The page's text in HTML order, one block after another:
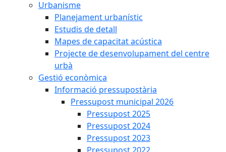
Urbanisme
Planejament urbanístic
Estudis de detall
Mapes de capacitat acústica
Projecte de desenvolupament del centre
urbà
Gestió econòmica
Informació pressupostària
Pressupost municipal 2026
Pressupost 2025
Pressupost 2024
Pressupost 2023